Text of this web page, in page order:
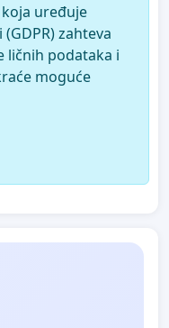
uređuje
zahteva
ličnih podataka i
moguće